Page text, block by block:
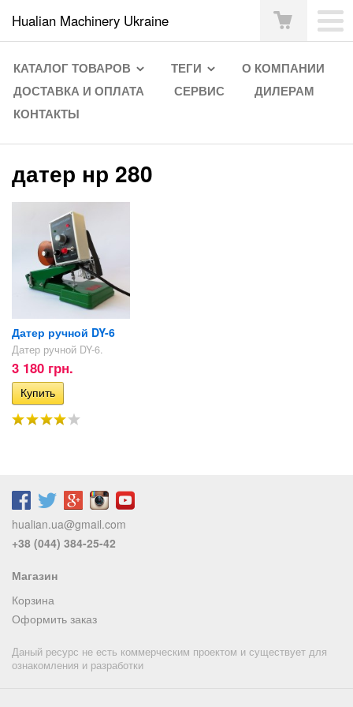
Hualian Machinery Ukraine
КАТАЛОГ ТОВАРОВ ТЕГИ
О КОМПАНИИ
ДОСТАВКА И ОПЛАТА
СЕРВИС
ДИЛЕРАМ
КОНТАКТЫ
датер нр 280
Датер ручной DY-6
Датер ручной DY-6.
3 180 грн.
hualian.ua@gmail.com
+38 (044) 384-25-42
Магазин
Корзина
Оформить заказ
Даный ресурс не есть коммерческим проектом и существует для
ознакомления и разработки